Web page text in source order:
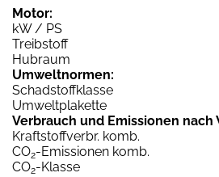
Motor:
kW / PS
Treibstoff
Hubraum
Umweltnormen:
Schadstoffklasse
Umweltplakette
Verbrauch und Emissionen nach
Kraftstoffverbr. komb.
CO2-Emissionen komb.
CO2-Klasse